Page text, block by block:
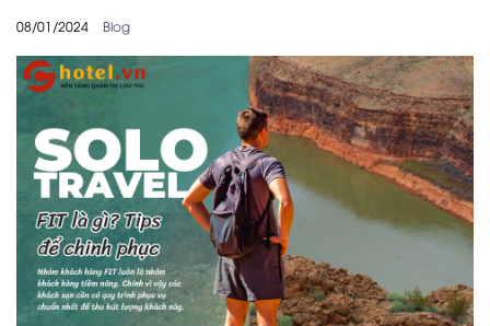
08/01/2024 Blog